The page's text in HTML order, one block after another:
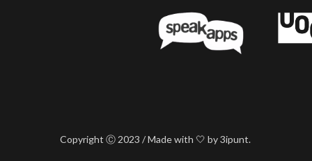
Copyright Ⓒ 2023 / Made with 🤍 by 3ipunt.